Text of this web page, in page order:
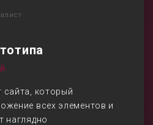
сайта, который
всех элементов и
наглядно